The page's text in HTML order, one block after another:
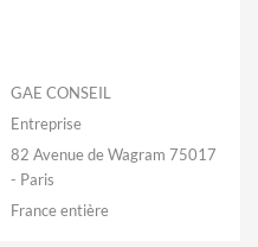
GAE CONSEIL
Entreprise
82 Avenue de Wagram 75017
- Paris